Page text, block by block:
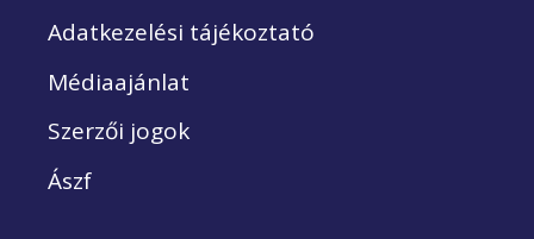
Adatkezelési tájékoztató
Médiaajánlat
Szerzői jogok
Ászf